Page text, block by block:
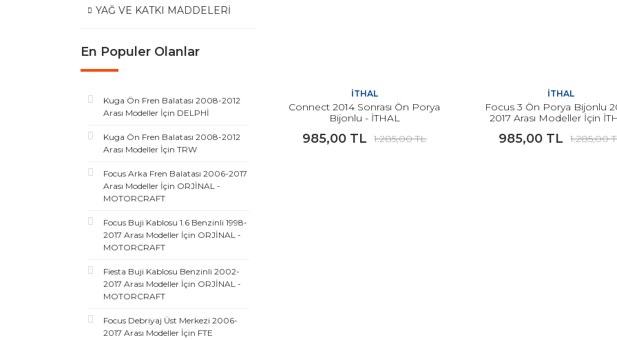
YAĞ VE KATKI MADDELERİ
En Populer Olanlar
Kuga Ön Fren Balatası 2008-2012
Arası Modeller İçin DELPHİ
Kuga Ön Fren Balatası 2008-2012
Arası Modeller İçin TRW
Focus Arka Fren Balatası 2006-2017
Arası Modeller İçin ORJİNAL -
MOTORCRAFT
Focus Buji Kablosu 1.6 Benzinli 1998-
2017 Arası Modeller İçin ORJİNAL -
MOTORCRAFT
Fiesta Buji Kablosu Benzinli 2002-
2017 Arası Modeller İçin ORJİNAL -
MOTORCRAFT
Focus Debriyaj Üst Merkezi 2006-
2017 Arası Modeller İçin FTE
İTHAL
Connect 2014 Sonrası Ön Porya
Bijonlu - İTHAL
985,00 TL 1.285,00 TL
İTHAL
Focus 3 Ön Porya Bijonlu
2017 Arası Modeller İçin
985,00 TL 1.285,00